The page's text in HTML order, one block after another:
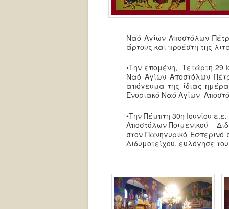
Ναό Αγίων Αποστόλων
άρτους και προέστη της
•Την επομένη, Τετάρτη 29
Ναό Αγίων Αποστόλων
απόγευμα της ίδιας
Ενοριακό Ναό Αγίων
•Την Πέμπτη 30η Ιουνίου
Αποστόλων Ποιμενικού –
στον Πανηγυρικό
Διδυμοτείχου, ευλόγησε